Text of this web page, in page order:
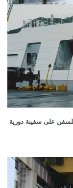
على سفينة دورية